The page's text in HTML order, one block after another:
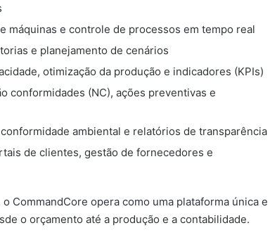
máquinas e controle de processos em tempo real
e planejamento de cenários
otimização da produção e indicadores (KPIs)
conformidades (NC), ações preventivas e
ambiental e relatórios de transparência
de clientes, gestão de fornecedores e
CommandCore opera como uma plataforma única e
o orçamento até a produção e a contabilidade.